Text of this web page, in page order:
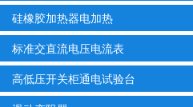
硅橡胶加热器电加热
标准交直流电压电流表
高低压开关柜通电试验台